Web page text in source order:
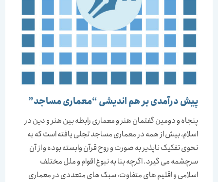
پیش درآمدی بر هم اندیشی “معماری مساجد”
پنجاه و دومین گفتمان هنر و معماری رابطه بین هنر و دین در
اسلام، بیش از همه در معماری مساجد تجلی یافته است که به
نحوی تفکیک ناپذیر به صورت و روح قرآن وابسته بوده و از آن
سرچشمه می گیرد. اگرچه بنا به نبوغ اقوام و ملل مختلف
اسلامی و اقلیم های متفاوت، سبک های متعددی در معماری